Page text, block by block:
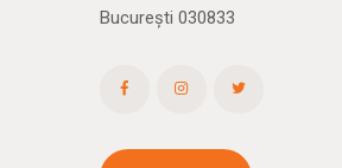
București 030833